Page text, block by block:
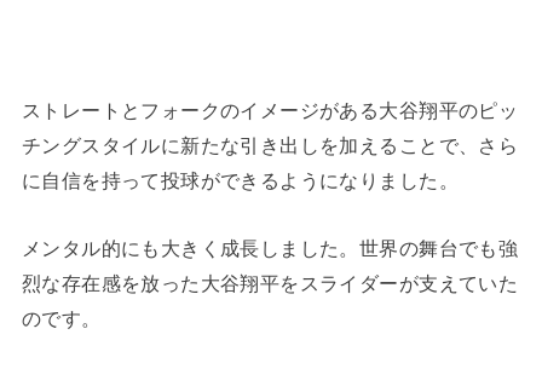
ストレートとフォークのイメージがある大谷翔平のピッ
チングスタイルに新たな引き出しを加えることで、さら
に自信を持って投球ができるようになりました。
メンタル的にも大きく成長しました。世界の舞台でも強
烈な存在感を放った大谷翔平をスライダーが支えていた
のです。